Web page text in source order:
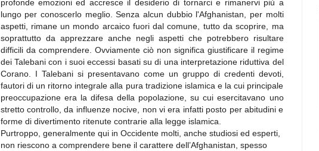
profonde emozioni ed accresce il desiderio di tornarci e rimanervi più a
lungo per conoscerlo meglio. Senza alcun dubbio l'Afghanistan, per molti
aspetti, rimane un mondo arcaico fuori dal comune, tutto da scoprire, ma
soprattutto da apprezzare anche negli aspetti che potrebbero risultare
difficili da comprendere. Ovviamente ciò non significa giustificare il regime
dei Talebani con i suoi eccessi basati su di una interpretazione riduttiva del
Corano. I Talebani si presentavano come un gruppo di credenti devoti,
fautori di un ritorno integrale alla pura tradizione islamica e la cui principale
preoccupazione era la difesa della popolazione, su cui esercitavano uno
stretto controllo, da influenze nocive, non vi era infatti posto per abitudini e
forme di divertimento ritenute contrarie alla legge islamica.
Purtroppo, generalmente qui in Occidente molti, anche studiosi ed esperti,
non riescono a comprendere bene il carattere dell’Afghanistan, spesso